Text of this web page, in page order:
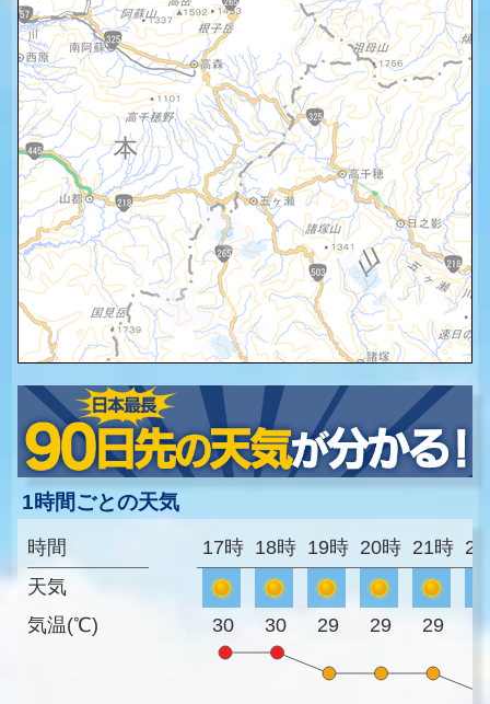
1時間ごとの天気
時間
天気
気温(℃)
17時 18時 19時 20時 21時
30 30 29 29 29